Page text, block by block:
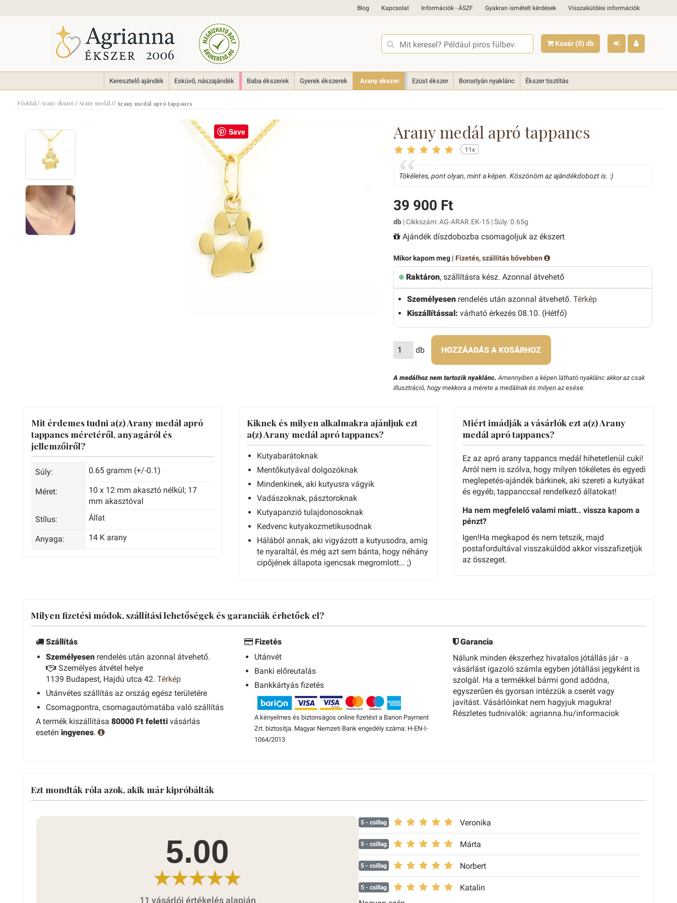
Blog Kapcsolat Információk - ÁSZF Gyakran ismételt kérdések Visszaküldési információk
Kosár (0) db
Keresztelő ajándék Esküvő, nászajándék Baba ékszerek Gyerek ékszerek Arany ékszer Ezüst ékszer Borostyán nyaklánc Ékszer tisztítás
Főoldal/Arany ékszer/Arany medál//Arany medál apró tappancs
Save Arany medál apró tappancs
11x
Tökéletes, pont olyan, mint a képen. Köszönöm az ajándékdobozt is. :)
39 900 Ft
db| Cikkszám: AG-ARAR.EK-15 | Súly: 0.65g
Ajándék díszdobozba csomagoljuk az ékszert
Mikor kapom meg | Fizetés, szállítás bővebben
Raktáron, szállításra kész. Azonnal átvehető
Személyesenrendelés után azonnal átvehető. Térkép
Kiszállítással: várható érkezés 08.10. (Hétfő)
db HOZZÁADÁS A KOSÁRHOZ
A medálhoz nem tartozik nyaklánc. Amennyiben a képen látható nyaklánc akkor az csak
illusztráció, hogy mekkora a mérete a medálnak és milyen az esése.
Mit érdemes tudni a(z) Arany medál apró
tappancs méretéről, anyagáról és
jellemzőiről?
Súly: 0.65 gramm (+/-0.1)
Méret:
10 x 12 mm akasztó nélkül; 17
mm akasztóval
Stílus:
Állat
Anyaga: 14 K arany
Kiknek és milyen alkalmakra ajánljuk ezt
a(z) Arany medál apró tappancs?
Kutyabarátoknak
Mentőkutyával dolgozóknak
Mindenkinek, aki kutyusra vágyik
Vadászoknak, pásztoroknak
Kutyapanzió tulajdonosoknak
Kedvenc kutyakozmetikusodnak
Hálából annak, aki vigyázott a kutyusodra, amíg
te nyaraltál, és még azt sem bánta, hogy néhány
cipőjének állapota igencsak megromlott... ;)
Miért imádják a vásárlók ezt a(z) Arany
medál apró tappancs?
Ez az apró arany tappancs medál hihetetlenül cuki!
Arról nem is szólva, hogy milyen tökéletes és egyedi
meglepetés-ajándék bárkinek, aki szereti a kutyákat
és egyéb, tappanccsal rendelkező állatokat!
Ha nem megfelelő valami miatt.. vissza kapom a
pénzt?
Igen!Ha megkapod és nem tetszik, majd
postafordultával visszaküldöd akkor visszafizetjük
az összeget.
Milyen fizetési módok, szállítási lehetőségek és garanciák érhetőek el?
Szállítás
Személyesen rendelés után azonnal átvehető.
Személyes átvétel helye
1139 Budapest, Hajdú utca 42. Térkép
Utánvétes szállítás az ország egész területére
Csomagpontra, csomagautómatába való szállítás
A termék kiszállítása 80000 Ft feletti vásárlás
esetén ingyenes.
Fizetés
Utánvét
Banki előreutalás
Bankkártyás fizetés
A kényelmes és biztonságos online fizetést a Barion Payment
Zrt. biztosítja. Magyar Nemzeti Bank engedély száma: H-EN-I-
1064/2013
Garancia
Nálunk minden ékszerhez hivatalos jótállás jár - a
vásárlást igazoló számla egyben jótállási jegyként is
szolgál. Ha a termékkel bármi gond adódna,
egyszerűen és gyorsan intézzük a cserét vagy
javítást. Vásárlóinkat nem hagyjuk magukra!
Részletes tudnivalók: agrianna.hu/informaciok
Ezt mondták róla azok, akik már kipróbálták
5.00
11 vásárlói értékelés alapján
5 - csillag Veronika
5 - csillag Márta
5 - csillag Norbert
5 - csillag
Katalin